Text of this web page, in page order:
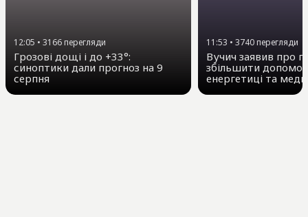
12:05 • 3166перегляди
Грозові дощі і до +33°:
синоптики дали прогноз на 9
серпня
11:53 • 3740перегляди
Вучич заявив про
збільшити
енергетиці та